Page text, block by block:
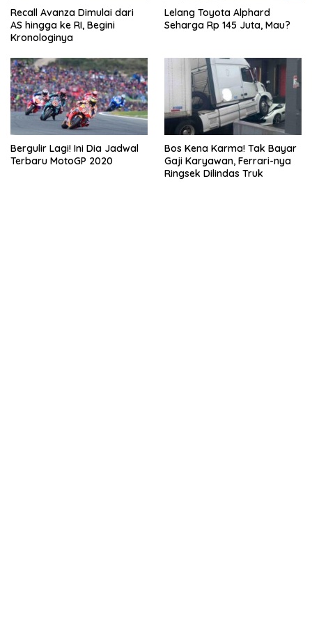
Recall Avanza Dimulai dari
AS hingga ke RI, Begini
Kronologinya
Lelang Toyota Alphard
Seharga Rp 145 Juta, Mau?
Bergulir Lagi! Ini Dia Jadwal
Terbaru MotoGP 2020
Bos Kena Karma! Tak Bayar
Gaji Karyawan, Ferrari-nya
Ringsek Dilindas Truk